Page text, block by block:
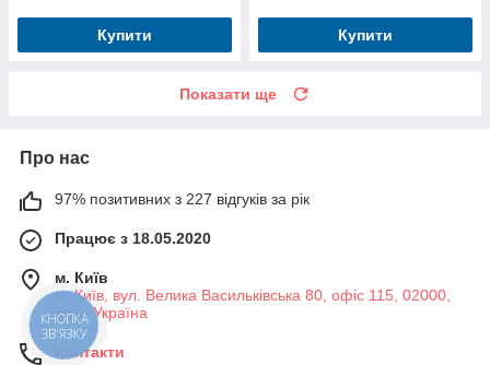
Купити Купити
Показати ще
Про нас
97% позитивних з 227 відгуків за рік
Працює з 18.05.2020
м. Київ
м. Київ, вул. Велика Васильківська 80, офіс 115, 02000,
Київ, Україна
Контакти
КНОПКА
ЗВ'ЯЗКУ